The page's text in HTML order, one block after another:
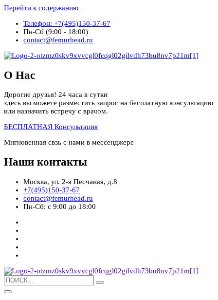
Перейти к содержанию
Телефон: +7(495)150-37-67
Пн-Сб (9:00 - 18:00)
contact@femurhead.ru
О Нас
Дорогие друзья! 24 часа в сутки
здесь вы можете разместить запрос на бесплатную консультацию
или назначить встречу с врачом.
БЕСПЛАТНАЯ Консультация
Мнгновенная свзь с нами в мессенджере
Наши контакты
Москва, ул. 2-я Песчаная, д.8
+7(495)150-37-67
contact@femurhead.ru
Пн-Сб: с 9:00 до 18:00